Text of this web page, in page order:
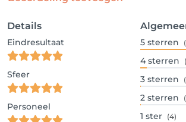
Details
Eindresultaat
Sfeer
Personeel
5 sterren
4 sterren
3 sterren
2 sterren
1 ster (4)